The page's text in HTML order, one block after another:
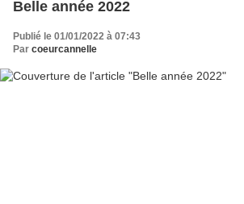
Belle année 2022
Publié le 01/01/2022 à 07:43
Par coeurcannelle